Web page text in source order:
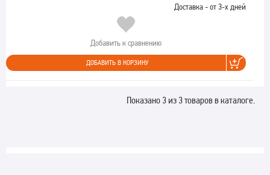
Доставка - от 3-х дней
Добавить к сравнению
ДОБАВИТЬ В КОРЗИНУ
Показано 3 из 3 товаров в каталоге.